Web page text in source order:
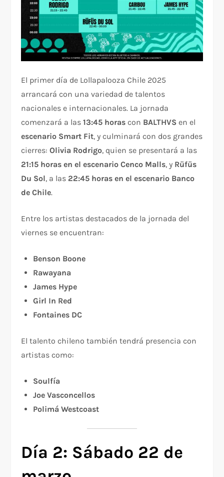
El primer día de Lollapalooza Chile 2025
arrancará con una variedad de talentos
nacionales e internacionales. La jornada
comenzará a las13:45 horas con BALTHVS en el
escenario Smart Fit, y culminará con dos grandes
cierres:Olivia Rodrigo, quien se presentará a las
21:15 horas en el escenario Cenco Malls, y Rüfüs
Du Sol, a las 22:45 horas en el escenario Banco
de Chile.
Entre los artistas destacados de la jornada del
viernes se encuentran:
Benson Boone
Rawayana
James Hype
Girl In Red
Fontaines DC
El talento chileno también tendrá presencia con
artistas como:
Soulfía
Joe Vasconcellos
Polimá Westcoast
Día 2: Sábado 22 de